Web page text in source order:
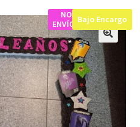
🔍
NO
ENVÍOSBajo Encargo